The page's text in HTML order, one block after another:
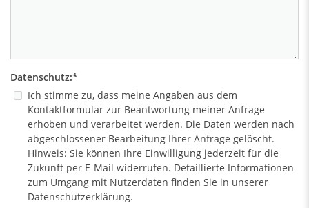
Datenschutz:*
Ich stimme zu, dass meine Angaben aus dem
Kontaktformular zur Beantwortung meiner Anfrage
erhoben und verarbeitet werden. Die Daten werden nach
abgeschlossener Bearbeitung Ihrer Anfrage gelöscht.
Hinweis: Sie können Ihre Einwilligung jederzeit für die
Zukunft per E-Mail widerrufen. Detaillierte Informationen
zum Umgang mit Nutzerdaten finden Sie in unserer
Datenschutzerklärung.